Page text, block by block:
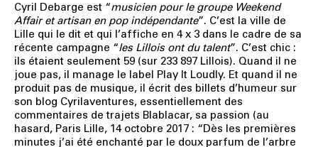
Cyril Debarge est “musicien pour le groupe Weekend
Affair et artisan en pop indépendante”. C’est la ville de
Lille qui le dit et qui l’affiche en 4 x 3 dans le cadre de sa
récente campagne “les Lillois ont du talent”. C’est chic :
ils étaient seulement 59 (sur 233 897 Lillois). Quand il ne
joue pas, il manage le label Play It Loudly. Et quand il ne
produit pas de musique, il écrit des billets d’humeur sur
son blog Cyrilaventures, essentiellement des
commentaires de trajets Blablacar, sa passion (au
hasard, Paris Lille, 14 octobre 2017 : “Dès les premières
minutes j’ai été enchanté par le doux parfum de l’arbre